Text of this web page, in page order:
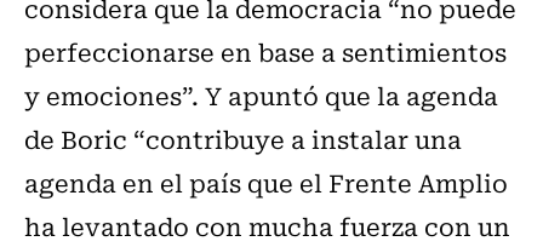
considera que la democracia “no puede
perfeccionarse en base a sentimientos
y emociones”. Y apuntó que la agenda
de Boric “contribuye a instalar una
agenda en el país que el Frente Amplio
ha levantado con mucha fuerza con un